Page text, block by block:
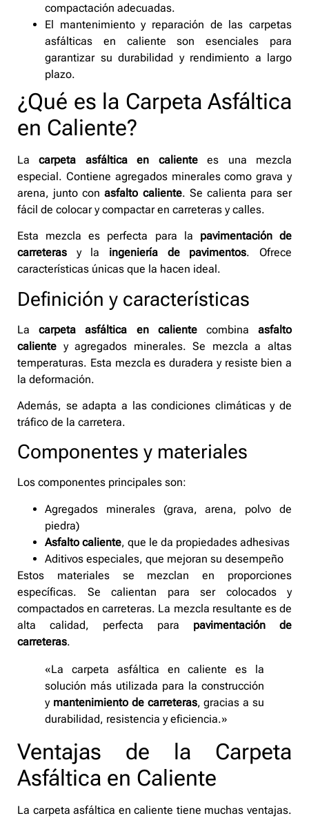
compactación adecuadas.
El mantenimiento y reparación de las carpetas
asfálticas en caliente son esenciales para
garantizar su durabilidad y rendimiento a largo
plazo.
¿Qué es la Carpeta Asfáltica
en Caliente?
Lacarpeta asfáltica en calientees una mezcla
especial. Contiene agregados minerales como grava y
arena, junto conasfalto caliente. Se calienta para ser
fácil de colocar y compactar en carreteras y calles.
Esta mezcla es perfecta para la pavimentación de
carreteras y la ingeniería de pavimentos. Ofrece
características únicas que la hacen ideal.
Definición y características
Lacarpeta asfáltica en calientecombinaasfalto
caliente y agregados minerales. Se mezcla a altas
temperaturas. Esta mezcla es duradera y resiste bien a
la deformación.
Además, se adapta a las condiciones climáticas y de
tráfico de la carretera.
Componentes y materiales
Los componentes principales son:
Agregados minerales (grava, arena, polvo de
piedra)
Asfalto caliente, que le da propiedades adhesivas
Aditivos especiales, que mejoran su desempeño
Estos materiales se mezclan en proporciones
específicas. Se calientan para ser colocados y
compactados en carreteras. La mezcla resultante es de
alta calidad, perfecta para pavimentación de
carreteras.
«La carpeta asfáltica en caliente es la
solución más utilizada para la construcción
y mantenimiento de carreteras, gracias a su
durabilidad, resistencia y eficiencia.»
Ventajas de la Carpeta
Asfáltica en Caliente
La carpeta asfáltica en caliente tiene muchas ventajas.